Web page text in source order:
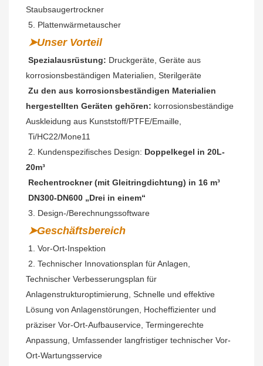
Staubsaugertrockner
5. Plattenwärmetauscher
➤Unser Vorteil
Spezialausrüstung: Druckgeräte, Geräte aus
korrosionsbeständigen Materialien, Sterilgeräte
Zu den aus korrosionsbeständigen Materialien
hergestellten Geräten gehören: korrosionsbeständige
Auskleidung aus Kunststoff/PTFE/Emaille,
Ti/HC22/Mone11
2. Kundenspezifisches Design: Doppelkegel in 20L-
20m³
Rechentrockner (mit Gleitringdichtung) in 16 m³
DN300-DN600 „Drei in einem“
3. Design-/Berechnungssoftware
➤Geschäftsbereich
1. Vor-Ort-Inspektion
2. Technischer Innovationsplan für Anlagen,
Technischer Verbesserungsplan für
Anlagenstrukturoptimierung, Schnelle und effektive
Lösung von Anlagenstörungen, Hocheffizienter und
präziser Vor-Ort-Aufbauservice, Termingerechte
Anpassung, Umfassender langfristiger technischer Vor-
Ort-Wartungsservice